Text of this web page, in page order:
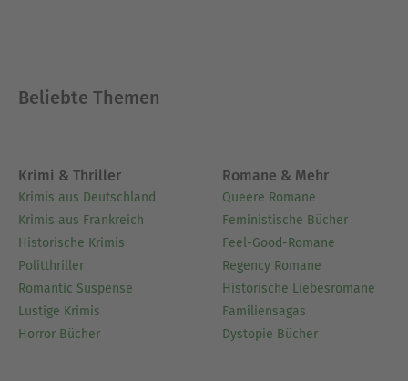
Beliebte Themen
Krimi & Thriller
Krimis aus Deutschland
Krimis aus Frankreich
Historische Krimis
Politthriller
Romantic Suspense
Lustige Krimis
Horror Bücher
Romane & Mehr
Queere Romane
Feministische Bücher
Feel-Good-Romane
Regency Romane
Historische Liebesromane
Familiensagas
Dystopie Bücher